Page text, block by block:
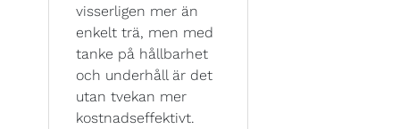
visserligen mer än
enkelt trä, men med
tanke på hållbarhet
och underhåll är det
utan tvekan mer
kostnadseffektivt.